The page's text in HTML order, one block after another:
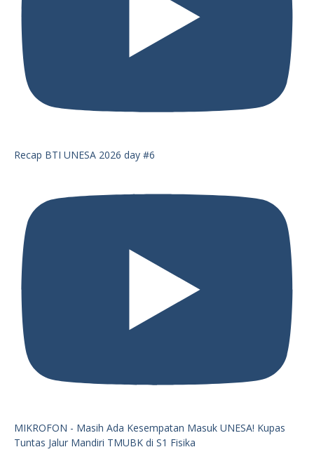
Recap BTI UNESA 2026 day #6
MIKROFON - Masih Ada Kesempatan Masuk UNESA! Kupas
Tuntas Jalur Mandiri TMUBK di S1 Fisika